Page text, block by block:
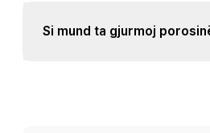
Si mund ta gjurmoj